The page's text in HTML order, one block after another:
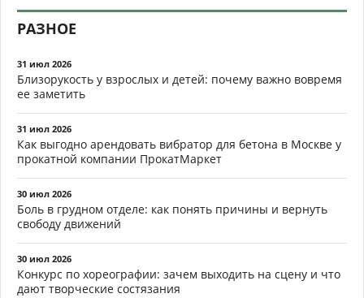
РАЗНОЕ
31 июл 2026
Близорукость у взрослых и детей: почему важно вовремя
ее заметить
31 июл 2026
Как выгодно арендовать вибратор для бетона в Москве у
прокатной компании ПрокатМаркет
30 июл 2026
Боль в грудном отделе: как понять причины и вернуть
свободу движений
30 июл 2026
Конкурс по хореографии: зачем выходить на сцену и что
дают творческие состязания